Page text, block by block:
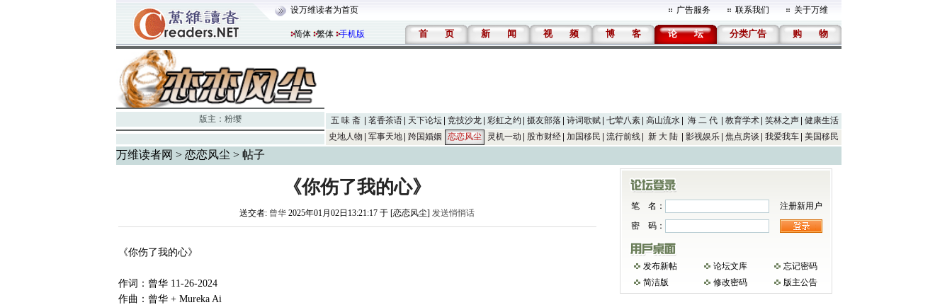
设万维读者为首页 广告服务 联系我们 关于万维
简体 繁体 手机版 首 页 新 闻 视 频 博 客 论 坛 分类广告 购 物
版主： 粉缨 五 味 斋 茗香茶语 天下论坛 竞技沙龙 彩虹之约 摄友部落 诗词歌赋 七荤八素 高山流水 海 二 代 教育学术 笑林之声
健康生活
史地人物
军事天地 跨国婚姻 恋恋风尘 灵机一动 股市财经 加国移民 流行前线 新 大 陆 影视娱乐 焦点房谈 我爱我车 美国移民
万维读者网 > 恋恋风尘 > 帖子
《你伤了我的心》
送交者: 曾华 2025年01月02日13:21:17 于 [恋恋风尘] 发送悄悄话
《你伤了我的心》
作词：曾华 11-26-2024
作曲：曾华 + Mureka Ai
笔 名：
注册新用户
密 码：
发布新帖 论坛文库
忘记密码
简洁版
修改密码 版主公告